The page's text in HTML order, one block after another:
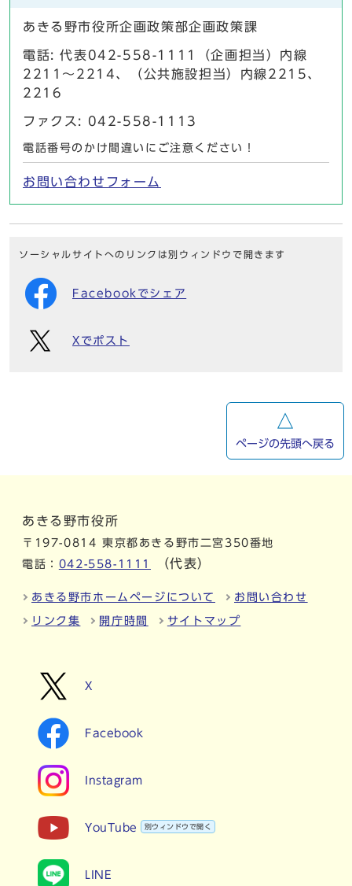
あきる野市役所企画政策部企画政策課
電話: 代表042-558-1111（企画担当）内線
2211～2214、（公共施設担当）内線2215、
2216
ファクス: 042-558-1113
電話番号のかけ間違いにご注意ください！
お問い合わせフォーム
ソーシャルサイトへのリンクは別ウィンドウで開きます
Facebookでシェア
Xでポスト
ページの先頭へ戻る
あきる野市役所
〒197-0814 東京都あきる野市二宮350番地
電話： 042-558-1111 （代表）
あきる野市ホームページについて お問い合わせ
リンク集 開庁時間 サイトマップ
X
Facebook
Instagram
YouTube 別ウィンドウで開く
LINE